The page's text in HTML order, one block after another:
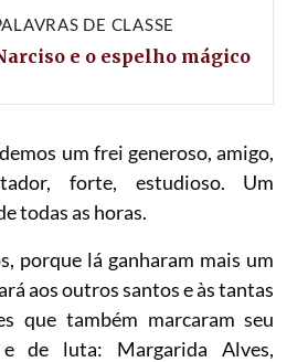
DE CLASSE
e o espelho mágico
um frei generoso, amigo,
forte, estudioso. Um
todas as horas.
porque lá ganharam mais um
aos outros santos e às tantas
que também marcaram seu
de luta: Margarida Alves,